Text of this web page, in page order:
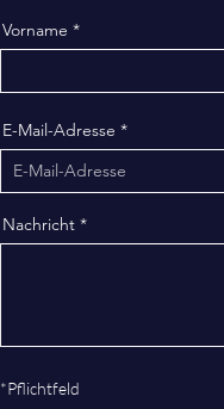
Vorname
E-Mail-Adresse
Nachricht
*Pflichtfeld